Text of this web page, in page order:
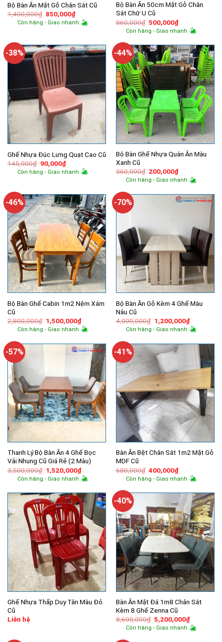
Bộ Bàn Ăn Mặt Gỗ Chân Sắt Cũ
1,400,000₫ Giá
gốc
là:
850,000₫Giá
hiện
tại
Còn hàng - Giao nhanh
Bộ Bàn Ăn 50cm Mặt Gỗ Chân
Sắt Chữ U Cũ
860,000₫ Giá
gốc
là:
500,000₫Giá
hiện
tại
500,000₫.
Còn hàng - Giao nhanh
-38%
Ghế Nhựa Đúc Lưng Quạt Cao Cũ
145,000₫ Giá
gốc
là:
90,000₫Giá
hiện
tại
Còn hàng - Giao nhanh
-44%
Bộ Bàn Ghế Nhựa Quán Ăn Màu
Xanh Cũ
360,000₫ Giá
gốc
là:
200,000₫Giá
hiện
tại
200,000₫.
Còn hàng - Giao nhanh
-46%
Bộ Bàn Ghế Cabin 1m2 Nệm Xám
Cũ
2,800,000₫ Giá
gốc
là:
1,500,000₫Giá
hiện
tại
1,500,000₫.
Còn hàng - Giao nhanh
-70%
Bộ Bàn Ăn Gỗ Kèm 4 Ghế Màu
Nâu Cũ
4,000,000₫ Giá
gốc
là:
1,200,000₫Giá
hiện
tại
Còn hàng - Giao nhanh
-57%
Thanh Lý Bộ Bàn Ăn 4 Ghế Bọc
Vải Nhung Cũ Giá Rẻ (2 Màu)
3,500,000₫ Giá
gốc
là:
1,520,000₫Giá
hiện
tại
1,520,000₫.
Còn hàng - Giao nhanh
-41%
Bàn Ăn Bệt Chân Sắt 1m2 Mặt Gỗ
MDF Cũ
680,000₫ Giá
gốc
là:
400,000₫Giá
hiện
tại
400,000₫.
Còn hàng - Giao nhanh
Ghế Nhựa Thấp Duy Tân Màu Đỏ
Cũ
Liên hệ
-40%
Bàn Ăn Mặt Đá 1m8 Chân Sắt
Kèm 8 Ghế Zenna Cũ
8,600,000₫ Giá
gốc
là:
5,200,000₫Giá
hiện
tại
Còn hàng - Giao nhanh